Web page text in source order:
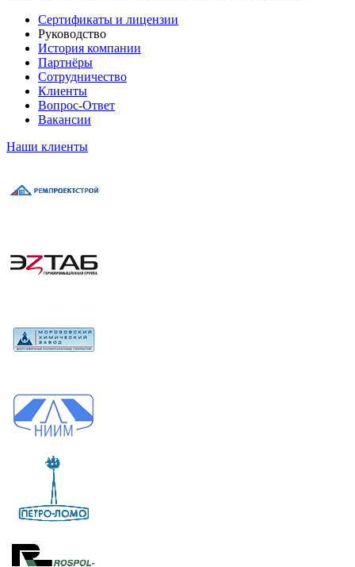
Сертификаты и лицензии
Руководство
История компании
Партнёры
Сотрудничество
Клиенты
Вопрос-Ответ
Вакансии
Наши клиенты